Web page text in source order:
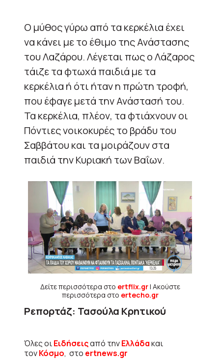
Ο μύθος γύρω από τα κερκέλια έχει
να κάνει με το έθιμο της Ανάστασης
του Λαζάρου. Λέγεται πως ο Λάζαρος
τάιζε τα φτωχά παιδιά με τα
κερκέλια ή ότι ήταν η πρώτη τροφή,
που έφαγε μετά την Ανάστασή του.
Τα κερκέλια, πλέον, τα φτιάχνουν οι
Πόντιες νοικοκυρές το βράδυ του
Σαββάτου και τα μοιράζουν στα
παιδιά την Κυριακή των Βαΐων.
Δείτε περισσότερα στο ertflix.gr| Ακούστε
περισσότερα στο ertecho.gr
Ρεπορτάζ: Τασούλα Κρητικού
Όλες οιΕιδήσειςαπό τηνΕλλάδακαι
τονΚόσμο, στο ertnews.gr